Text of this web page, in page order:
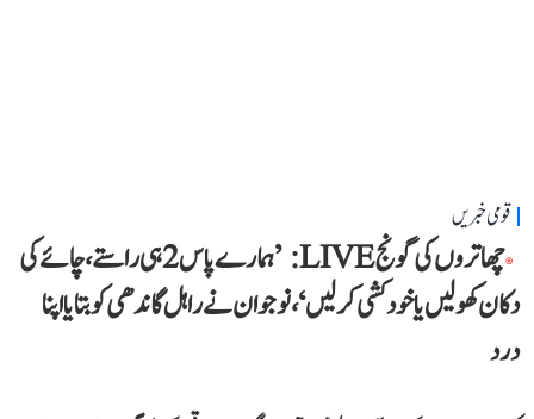
قومی خبریں
چھاتروں کی گونج LIVE: ’ہمارے پاس 2 ہی راستے، چائے کی
دکان کھولیں یا خودکشی کر لیں‘، نوجوان نے راہل گاندھی کو بتایا اپنا
درد